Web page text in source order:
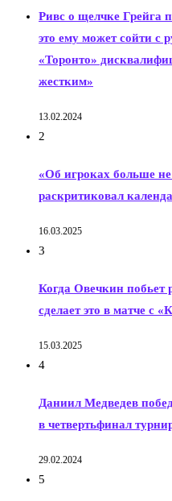
Ривс о щелчке Грейга
это ему может сойти с
«Торонто»
жестким»
13.02.2024
2
«Об игроках больше
раскритиковал
16.03.2025
3
Когда Овечкин побьет
сделает это в матче с
15.03.2025
4
Даниил Медведев
в четвертьфинал
29.02.2024
5